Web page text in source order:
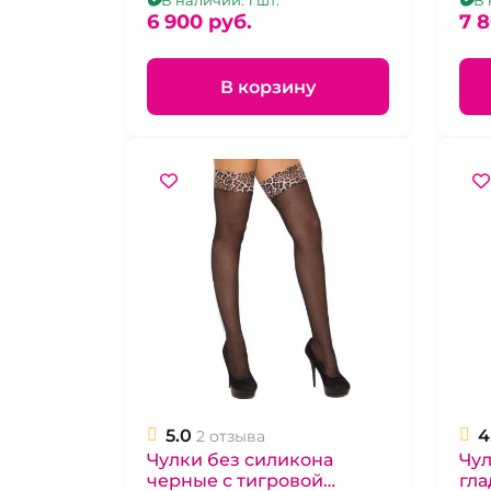
6 900 pуб.
В корзину
7
5.0 2 отзыва
Чулки без силикона
черные с тигровой